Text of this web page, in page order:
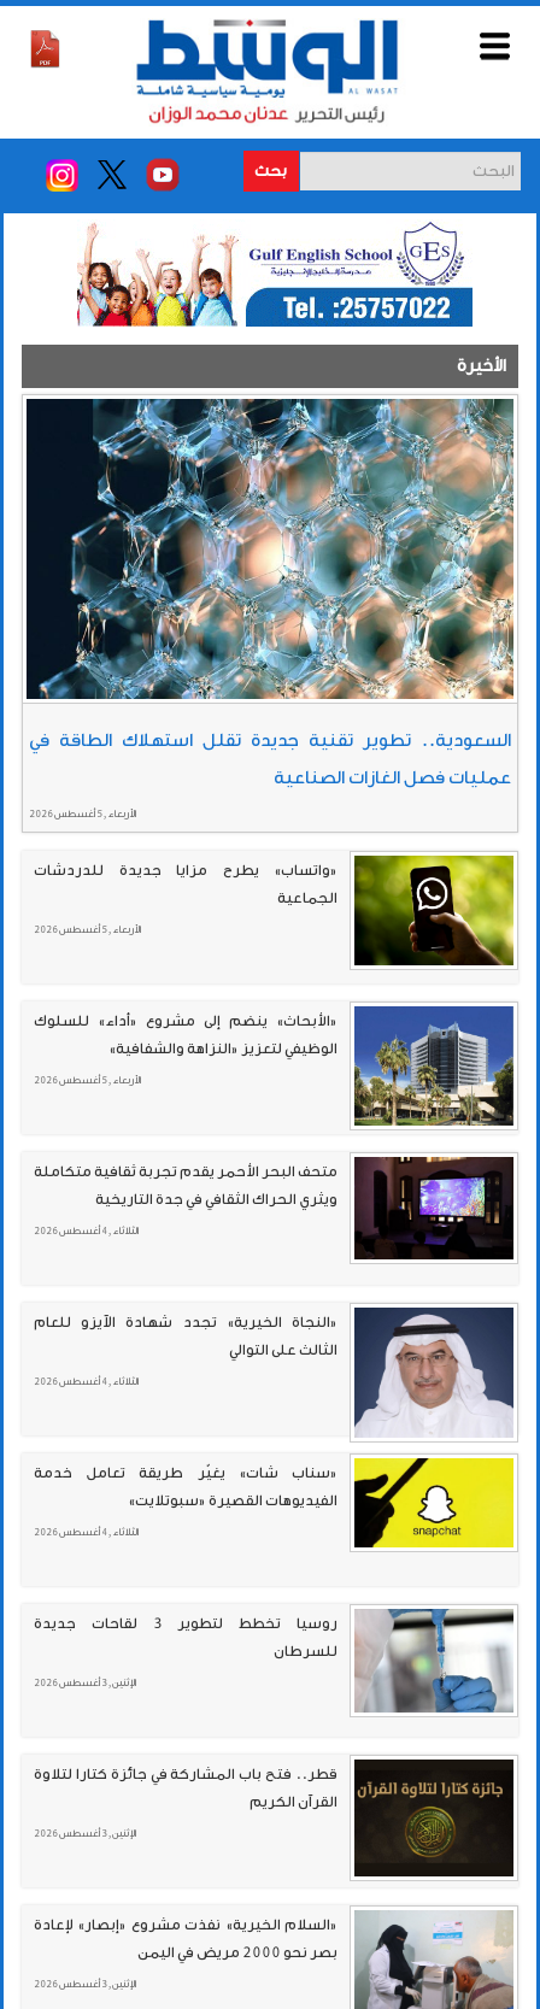
بحث
الأخيرة
السعودية.. تطوير تقنية جديدة تقلل استهلاك الطاقة في
عمليات فصل الغازات الصناعية
الأربعاء , 5 أغسطس 2026
«واتساب» يطرح مزايا جديدة للدردشات
الجماعية
الأربعاء , 5 أغسطس 2026
«الأبحاث» ينضم إلى مشروع «أداء» للسلوك
الوظيفي لتعزيز «النزاهة والشفافية»
الأربعاء , 5 أغسطس 2026
متحف البحر الأحمر يقدم تجربة ثقافية متكاملة
ويثري الحراك الثقافي في جدة التاريخية
الثلاثاء , 4 أغسطس 2026
«النجاة الخيرية» تجدد شهادة الآيزو للعام
الثالث على التوالي
الثلاثاء , 4 أغسطس 2026
«سناب شات» يغيّر طريقة تعامل خدمة
الفيديوهات القصيرة «سبوتلايت»
الثلاثاء , 4 أغسطس 2026
روسيا تخطط لتطوير 3 لقاحات جديدة
للسرطان
الإثنين , 3 أغسطس 2026
قطر.. فتح باب المشاركة في جائزة كتارا لتلاوة
القرآن الكريم
الإثنين , 3 أغسطس 2026
«السلام الخيرية» نفذت مشروع «إبصار» لإعادة
بصر نحو 2000 مريض في اليمن
الإثنين , 3 أغسطس 2026